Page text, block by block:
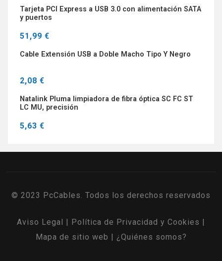
Tarjeta PCI Express a USB 3.0 con alimentación SATA
y puertos
51,99 €
Cable Extensión USB a Doble Macho Tipo Y Negro
2,08 €
Natalink Pluma limpiadora de fibra óptica SC FC ST
LC MU, precisión
5,63 €
© 2023 PcCables. Todos los derechos reservados
Aviso Legal | Política de Privacidad y Cookies |
Mapa de sitio web | ¿Quiénes somos?